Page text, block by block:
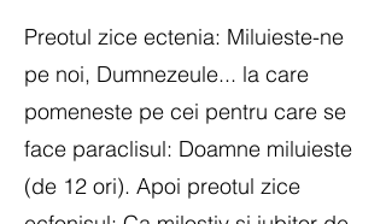
Preotul zice ectenia: Miluieste-ne
pe noi, Dumnezeule... la care
pomeneste pe cei pentru care se
face paraclisul: Doamne miluieste
(de 12 ori). Apoi preotul zice